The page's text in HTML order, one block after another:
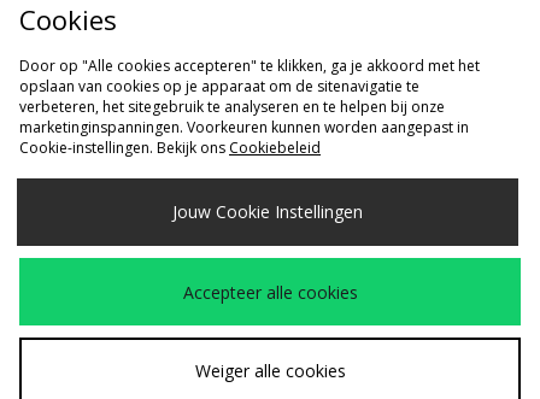
SNEL KOPEN
Carhartt WIP World
Was€60,00
Carhartt WIP
Jacket
Was€130,00
Cookies
Door op "Alle cookies accepteren" te klikken, ga je akkoord met het
opslaan van cookies op je apparaat om de sitenavigatie te
verbeteren, het sitegebruik te analyseren en te helpen bij onze
marketinginspanningen. Voorkeuren kunnen worden aangepast in
Cookie-instellingen. Bekijk ons Cookiebeleid
Jouw Cookie Instellingen
Accepteer alle cookies
Weiger alle cookies